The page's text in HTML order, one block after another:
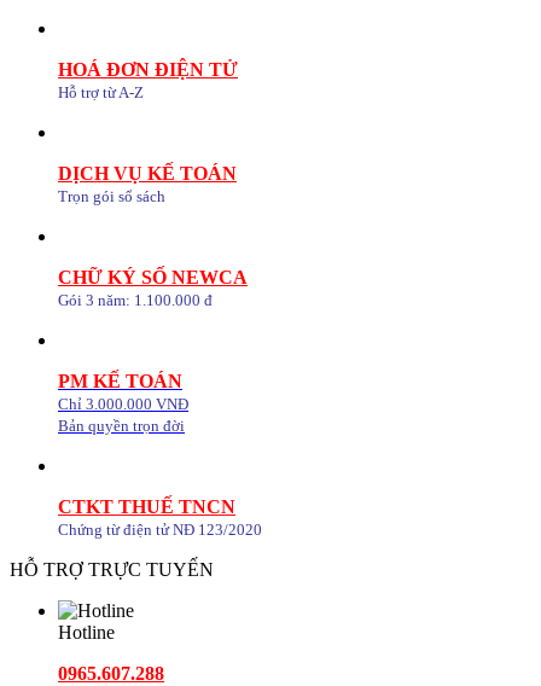
HOÁ ĐƠN ĐIỆN TỬ
Hỗ trợ từ A-Z
DỊCH VỤ KẾ TOÁN
Trọn gói sổ sách
CHỮ KÝ SỐ NEWCA
Gói 3 năm: 1.100.000 đ
PM KẾ TOÁN
Chỉ 3.000.000 VNĐ
Bản quyền trọn đời
CTKT THUẾ TNCN
Chứng từ điện tử NĐ 123/2020
HỖ TRỢ TRỰC TUYẾN
Hotline
0965.607.288